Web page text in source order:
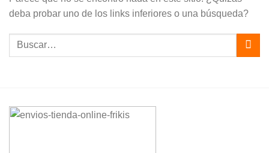
deba probar uno de los links inferiores o una búsqueda?